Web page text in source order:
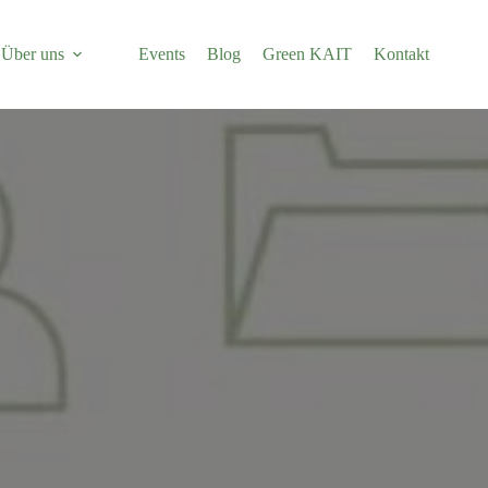
Über uns Events Blog Green KAIT Kontakt